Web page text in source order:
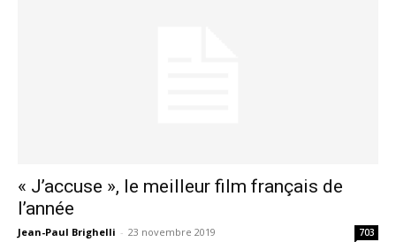
« J’accuse », le meilleur film français de
l’année
Jean-Paul Brighelli - 23 novembre 2019 703